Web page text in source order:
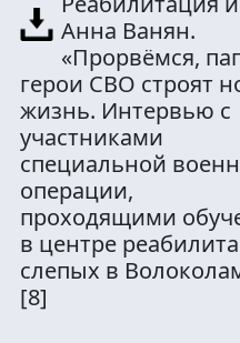
Анна Ванян.
«Прорвёмся,
герои СВО строят
жизнь. Интервью с
участниками
специальной
операции,
проходящими
в центре
слепых в
[8]